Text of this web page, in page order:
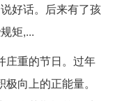
好话。后来有了孩
矩,...
庄重的节日。过年
向上的正能量。